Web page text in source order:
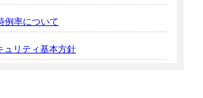
例率について
ュリティ基本方針